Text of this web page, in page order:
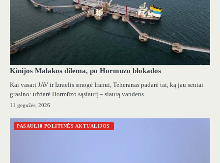
Kinijos Malakos dilema, po Hormuzo blokados
Kai vasarį JAV ir Izraelis smogė Iranui, Teheranas padarė tai, ką jau seniai
grasino: uždarė Hormūzo sąsiaurį – siaurą vandens…
11 gegužės, 2026
PASAULI0 POLITINĖS AKTUALIJOS